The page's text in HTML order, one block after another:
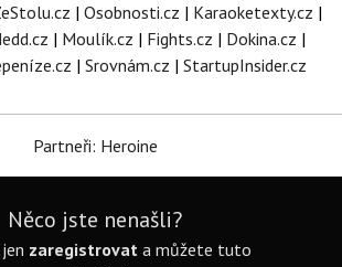
| Osobnosti.cz | Karaoketexty.cz |
| Moulík.cz | Fights.cz | Dokina.cz |
| Srovnám.cz | StartupInsider.cz
Partneři: Heroine
Něco jste nenašli?
zaregistrovat a můžete tuto